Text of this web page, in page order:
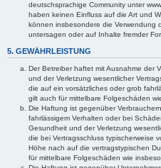
deutschsprachige Community unter
haben keinen Einfluss auf die Art und
können insbesondere die Verwendung
untersagen oder auf Inhalte fremder
5. GEWÄHRLEISTUNG
Der Betreiber haftet mit Ausnahme der
und der Verletzung wesentlicher
die auf ein vorsätzliches oder grob
gilt auch für mittelbare Folgeschäden
Die Haftung ist gegenüber
fahrlässigem Verhalten oder bei
Gesundheit und der Verletzung
die bei Vertragsschluss typischerweise
Höhe nach auf die vertragstypischen
für mittelbare Folgeschäden wie